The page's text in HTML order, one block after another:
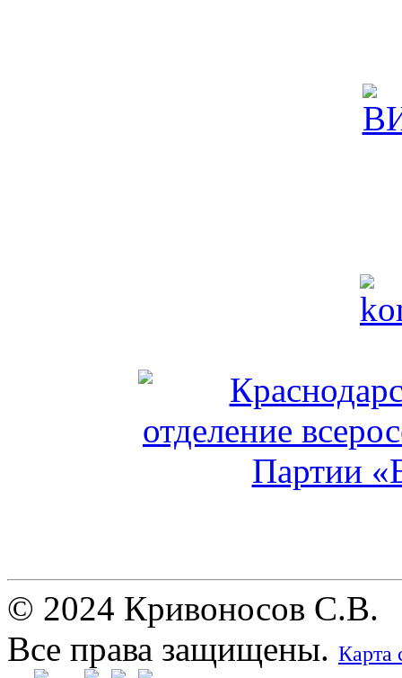
© 2024 Кривоносов С.В.
Все права защищены. Карта